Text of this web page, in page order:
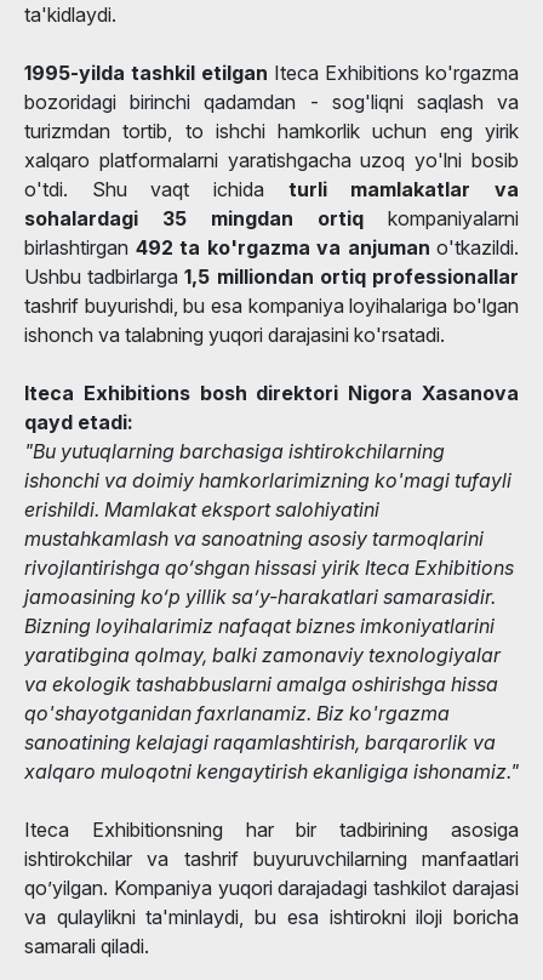
ta'kidlaydi.
1995-yilda tashkil etilgan Iteca Exhibitions ko'rgazma
bozoridagi birinchi qadamdan - sog'liqni saqlash va
turizmdan tortib, to ishchi hamkorlik uchun eng yirik
xalqaro platformalarni yaratishgacha uzoq yo'lni bosib
o'tdi. Shu vaqt ichida turli mamlakatlar va
sohalardagi 35 mingdan ortiq kompaniyalarni
birlashtirgan 492 ta ko'rgazma va anjuman o'tkazildi.
Ushbu tadbirlarga1,5 milliondan ortiq professionallar
tashrif buyurishdi, bu esa kompaniya loyihalariga bo'lgan
ishonch va talabning yuqori darajasini ko'rsatadi.
Iteca Exhibitions bosh direktori Nigora Xasanova
qayd etadi:
"Bu yutuqlarning barchasiga ishtirokchilarning
ishonchi va doimiy hamkorlarimizning ko'magi tufayli
erishildi. Mamlakat eksport salohiyatini
mustahkamlash va sanoatning asosiy tarmoqlarini
rivojlantirishga qo‘shgan hissasi yirik Iteca Exhibitions
jamoasining ko‘p yillik sa’y-harakatlari samarasidir.
Bizning loyihalarimiz nafaqat biznes imkoniyatlarini
yaratibgina qolmay, balki zamonaviy texnologiyalar
va ekologik tashabbuslarni amalga oshirishga hissa
qo'shayotganidan faxrlanamiz. Biz ko'rgazma
sanoatining kelajagi raqamlashtirish, barqarorlik va
xalqaro muloqotni kengaytirish ekanligiga ishonamiz."
Iteca Exhibitionsning har bir tadbirining asosiga
ishtirokchilar va tashrif buyuruvchilarning manfaatlari
qo’yilgan. Kompaniya yuqori darajadagi tashkilot darajasi
va qulaylikni ta'minlaydi, bu esa ishtirokni iloji boricha
samarali qiladi.